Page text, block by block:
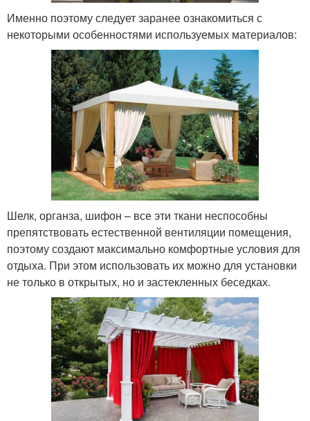
Именно поэтому следует заранее ознакомиться с
некоторыми особенностями используемых материалов:
Шелк, органза, шифон – все эти ткани неспособны
препятствовать естественной вентиляции помещения,
поэтому создают максимально комфортные условия для
отдыха. При этом использовать их можно для установки
не только в открытых, но и застекленных беседках.